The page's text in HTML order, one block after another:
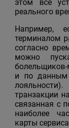
этом все
реального
Например,
терминалом
согласно
можно
и по данным
транзакции
связанная с
наиболее
карты